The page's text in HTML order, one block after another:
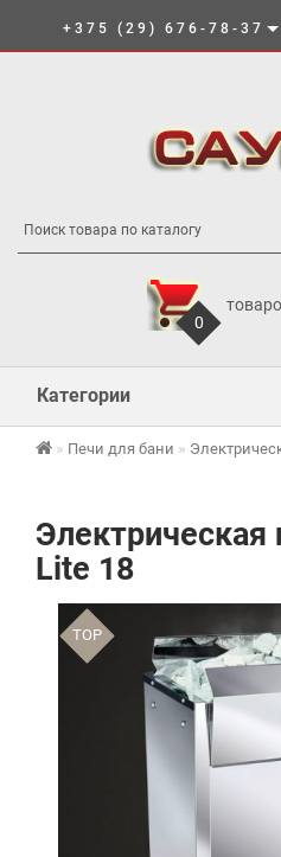
+375 (29) 676-78-37
0
Категории
Печи для бани
Электрическая
Lite 18
TOP